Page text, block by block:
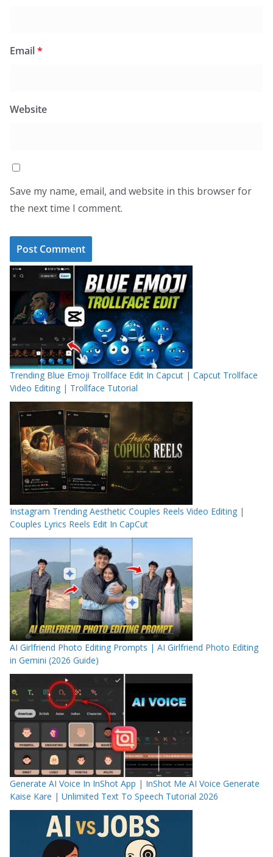
Email*
Website
Save my name, email, and website in this browser for
the next time I comment.
Trending Blue Emoji Trollface Edit In Capcut | Capcut Trollface
Video Editing | Trollface Tutorial
Instagram Trending Aesthetic Couples Reels Video Editing |
Couples Lyrics Reels Edit In CapCut
AI Girlfriend Photo Editing Prompts | AI Girlfriend Photo Editing
in Gemini (2026 Guide)
Generate AI Voice In InShot App | InShot Me AI Voice Generate
Kaise Kare | Unlimited Text To Speech Tutorial 2026